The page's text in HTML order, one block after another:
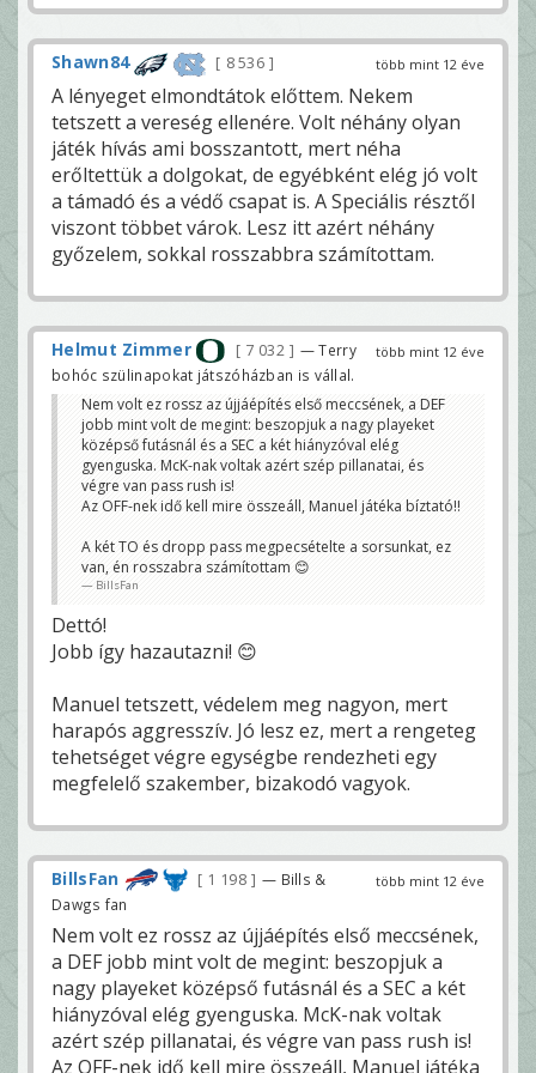
több mint 12 éve
Shawn84 8 536
A lényeget elmondtátok előttem. Nekem
tetszett a vereség ellenére. Volt néhány olyan
játék hívás ami bosszantott, mert néha
erőltettük a dolgokat, de egyébként elég jó volt
a támadó és a védő csapat is. A Speciális résztől
viszont többet várok. Lesz itt azért néhány
győzelem, sokkal rosszabbra számítottam.
több mint 12 éve
Helmut Zimmer 7 032
— Terry
bohóc szülinapokat játszóházban is vállal.
Nem volt ez rossz az újjáépítés első meccsének, a DEF
jobb mint volt de megint: beszopjuk a nagy playeket
középső futásnál és a SEC a két hiányzóval elég
gyenguska. McK-nak voltak azért szép pillanatai, és
végre van pass rush is!
Az OFF-nek idő kell mire összeáll, Manuel játéka bíztató!!
A két TO és dropp pass megpecsételte a sorsunkat, ez
van, én rosszabra számítottam 😊
BillsFan
Dettó!
Jobb így hazautazni! 😊
Manuel tetszett, védelem meg nagyon, mert
harapós aggresszív. Jó lesz ez, mert a rengeteg
tehetséget végre egységbe rendezheti egy
megfelelő szakember, bizakodó vagyok.
több mint 12 éve
BillsFan 1 198
— Bills &
Dawgs fan
Nem volt ez rossz az újjáépítés első meccsének,
a DEF jobb mint volt de megint: beszopjuk a
nagy playeket középső futásnál és a SEC a két
hiányzóval elég gyenguska. McK-nak voltak
azért szép pillanatai, és végre van pass rush is!
Az OFF-nek idő kell mire összeáll, Manuel játéka